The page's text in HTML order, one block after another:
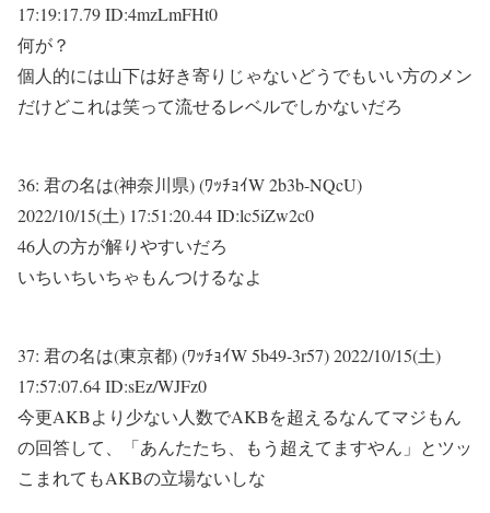
17:19:17.79 ID:4mzLmFHt0
何が？
個人的には山下は好き寄りじゃないどうでもいい方のメン
だけどこれは笑って流せるレベルでしかないだろ
36: 君の名は(神奈川県) (ﾜｯﾁｮｲW 2b3b-NQcU)
2022/10/15(土) 17:51:20.44 ID:lc5iZw2c0
46人の方が解りやすいだろ
いちいちいちゃもんつけるなよ
37: 君の名は(東京都) (ﾜｯﾁｮｲW 5b49-3r57)2022/10/15(土)
17:57:07.64 ID:sEz/WJFz0
今更AKBより少ない人数でAKBを超えるなんてマジもん
の回答して、「あんたたち、もう超えてますやん」とツッ
こまれてもAKBの立場ないしな